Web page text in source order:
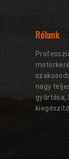
Rólunk
nagy
gyártása,